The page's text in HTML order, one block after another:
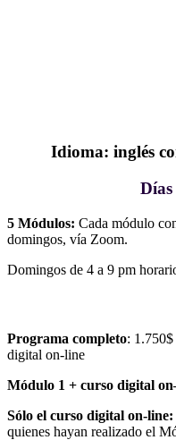
Idioma: inglés
5 Módulos: Cada módulo
domingos, vía Zoom.
Domingos de 4 a 9 pm
Programa completo:
digital on-line
Módulo 1 + curso digital
Sólo el curso digital on-line:
quienes hayan realizado el